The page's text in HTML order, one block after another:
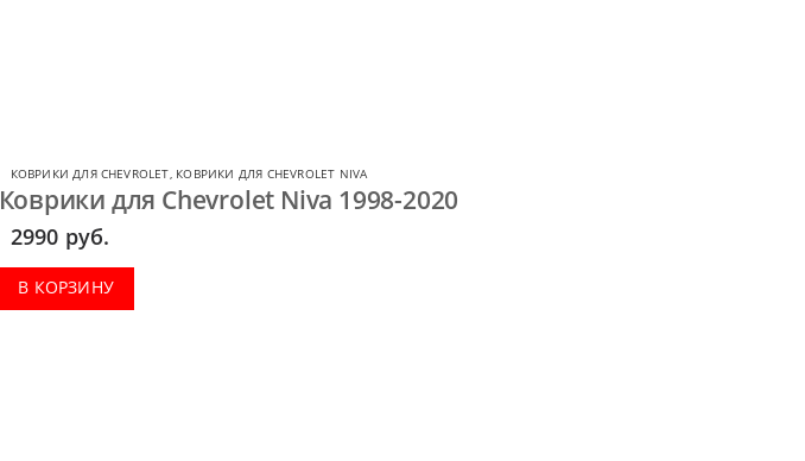
КОВРИКИ ДЛЯ CHEVROLET, КОВРИКИ ДЛЯ CHEVROLET NIVA
Коврики для Chevrolet Niva 1998-2020
2990 руб.
В КОРЗИНУ